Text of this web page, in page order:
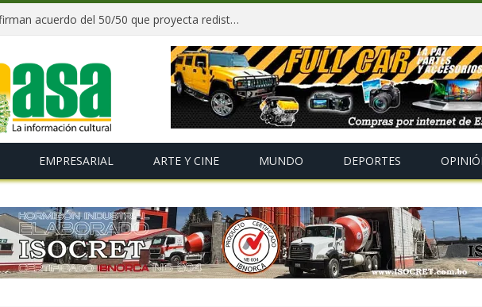
Paz y gobernadores firman acuerdo del 50/50 que proyecta redistribuir recursos y tributos desde 2027
EMPRESARIAL ARTE Y CINE MUNDO DEPORTES